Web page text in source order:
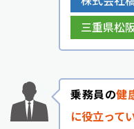
三重県松
乗務員の健
に役立って